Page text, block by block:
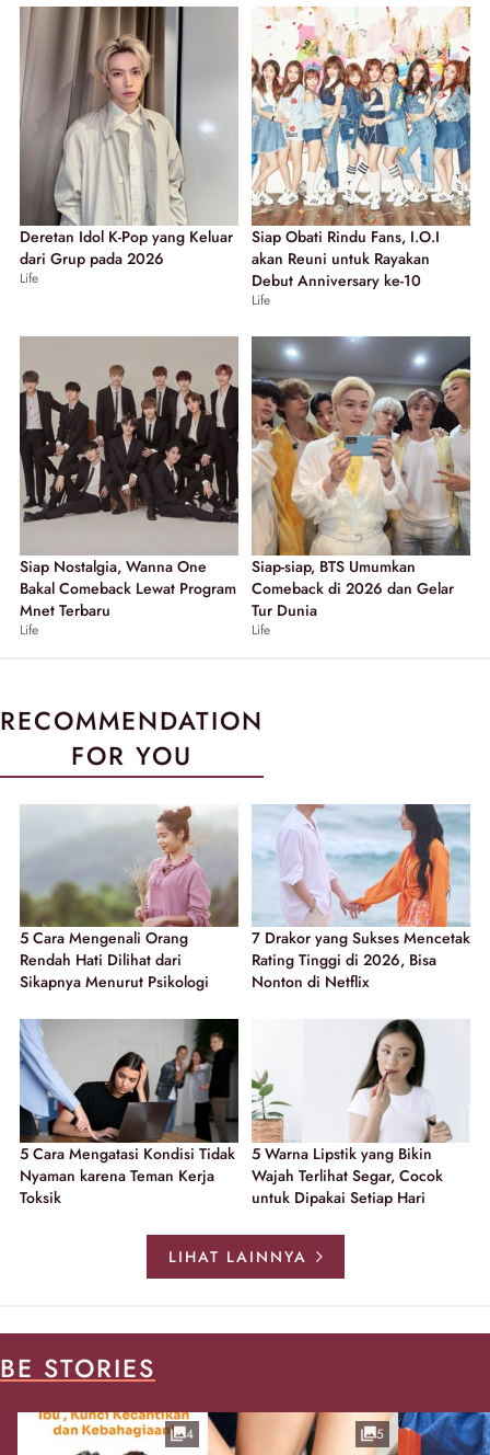
Deretan Idol K-Pop yang Keluar
dari Grup pada 2026
Life
Siap Obati Rindu Fans, I.O.I
akan Reuni untuk Rayakan
Debut Anniversary ke-10
Life
Siap Nostalgia, Wanna One
Bakal Comeback Lewat Program
Mnet Terbaru
Life
Siap-siap, BTS Umumkan
Comeback di 2026 dan Gelar
Tur Dunia
Life
RECOMMENDATION
FOR YOU
5 Cara Mengenali Orang
Rendah Hati Dilihat dari
Sikapnya Menurut Psikologi
7 Drakor yang Sukses Mencetak
Rating Tinggi di 2026, Bisa
Nonton di Netflix
5 Cara Mengatasi Kondisi Tidak
Nyaman karena Teman Kerja
Toksik
5 Warna Lipstik yang Bikin
Wajah Terlihat Segar, Cocok
untuk Dipakai Setiap Hari
LIHAT LAINNYA
BE STORIES
4 5